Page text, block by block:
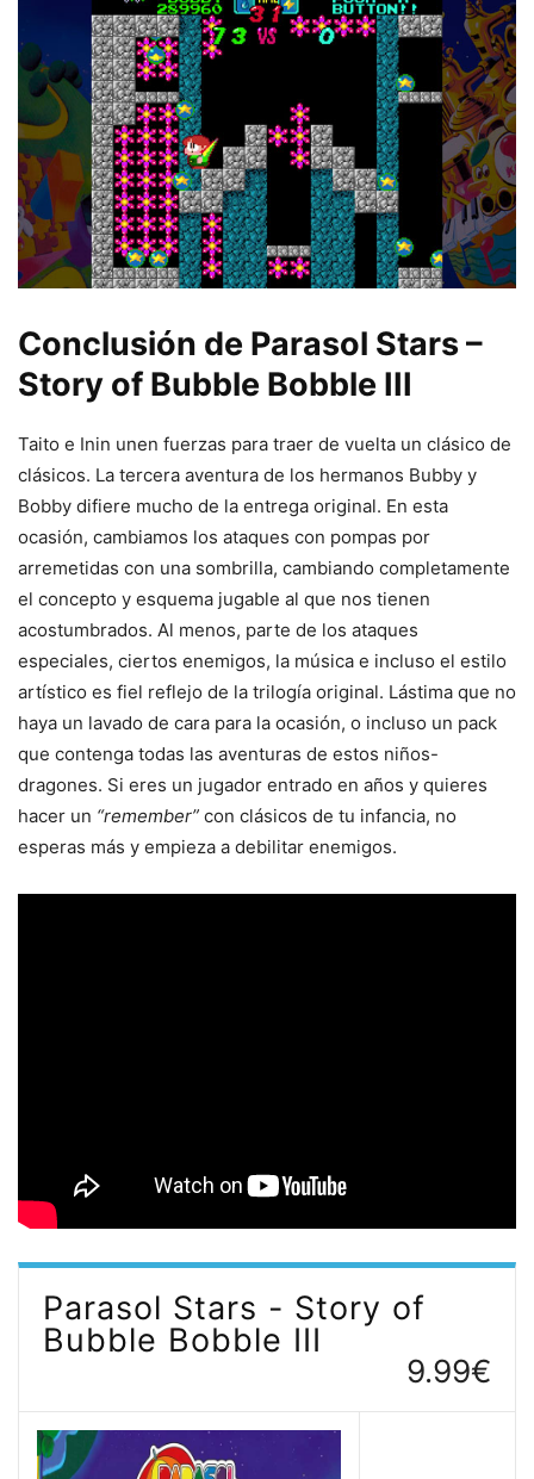
Conclusión de Parasol Stars –
Story of Bubble Bobble III
Taito e Inin unen fuerzas para traer de vuelta un clásico de
clásicos. La tercera aventura de los hermanos Bubby y
Bobby difiere mucho de la entrega original. En esta
ocasión, cambiamos los ataques con pompas por
arremetidas con una sombrilla, cambiando completamente
el concepto y esquema jugable al que nos tienen
acostumbrados. Al menos, parte de los ataques
especiales, ciertos enemigos, la música e incluso el estilo
artístico es fiel reflejo de la trilogía original. Lástima que no
haya un lavado de cara para la ocasión, o incluso un pack
que contenga todas las aventuras de estos niños-
dragones. Si eres un jugador entrado en años y quieres
hacer un “remember” con clásicos de tu infancia, no
esperas más y empieza a debilitar enemigos.
Parasol Stars - Story of
Bubble Bobble III
9.99€